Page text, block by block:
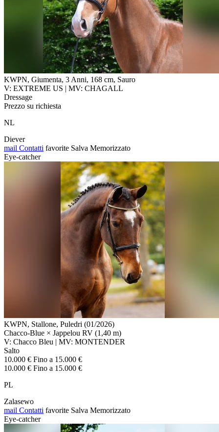
KWPN, Giumenta, 3 Anni, 168 cm, Sauro
V: EXTREME US | MV: CHAGALL
Dressage
Prezzo su richiesta
NL
Diever
mail Contatti favorite Salva Memorizzato
Eye-catcher
KWPN, Stallone, Puledri (01/2026)
Chacco-Blue × Jappelou RV (1,40 m)
V: Chacco Bleu | MV: MONTENDER
Salto
10.000 € Fino a 15.000 €
10.000 € Fino a 15.000 €
PL
Zalasewo
mail Contatti favorite Salva Memorizzato
Eye-catcher